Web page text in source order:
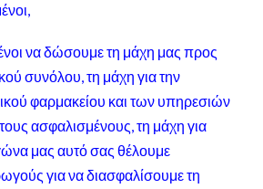
να δώσουμε τη μάχη μας προς
συνόλου, τη μάχη για την
φαρμακείου και των υπηρεσιών
ασφαλισμένους, τη μάχη για
μας αυτό σας θέλουμε
για να διασφαλίσουμε τη